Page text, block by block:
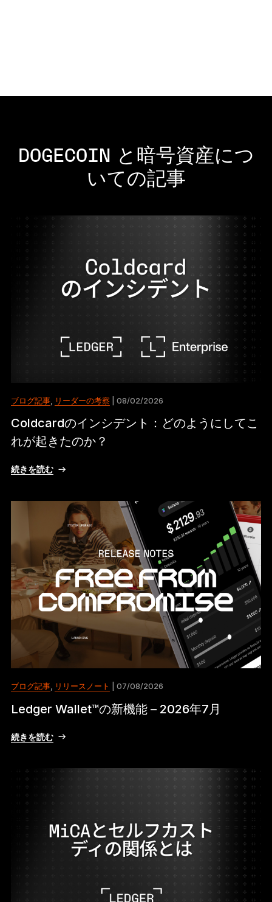
DOGECOIN と暗号資産につ
いての記事
ブログ記事, リーダーの考察 | 08/02/2026
Coldcardのインシデント：どのようにしてこ
れが起きたのか？
続きを読む
ブログ記事, リリースノート | 07/08/2026
Ledger Wallet™の新機能 – 2026年7月
続きを読む